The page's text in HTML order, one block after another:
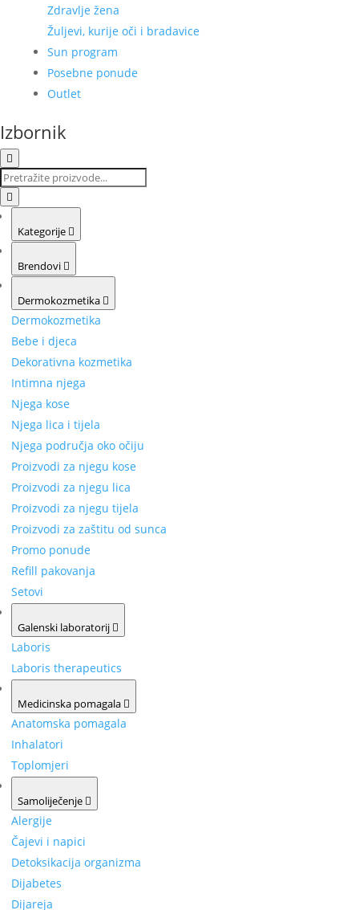
Zdravlje žena
Žuljevi, kurije oči i bradavice
Sun program
Posebne ponude
Outlet
Izbornik
Kategorije
Brendovi
Dermokozmetika
Dermokozmetika
Bebe i djeca
Dekorativna kozmetika
Intimna njega
Njega kose
Njega lica i tijela
Njega područja oko očiju
Proizvodi za njegu kose
Proizvodi za njegu lica
Proizvodi za njegu tijela
Proizvodi za zaštitu od sunca
Promo ponude
Refill pakovanja
Setovi
Galenski laboratorij
Laboris
Laboris therapeutics
Medicinska pomagala
Anatomska pomagala
Inhalatori
Toplomjeri
Samoliječenje
Alergije
Čajevi i napici
Detoksikacija organizma
Dijabetes
Dijareja